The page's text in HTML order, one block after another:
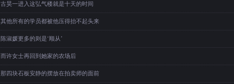
古昊一进入这弘气楼就是十天的时间
其他所有的学员都被他压得抬不起头来
陈淑媛更多的则是‘顺从’
而许女士再回到她家的农场后
那四块石板安静的摆放在拍卖师的面前